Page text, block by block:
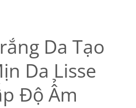
Da Tạo
Da Lisse
Độ Ẩm